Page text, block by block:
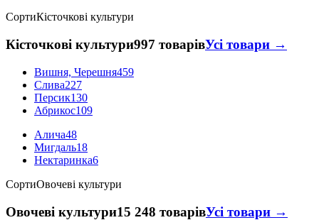
СортиКісточкові культури
Кісточкові культури997 товарівУсі товари →
Вишня, Черешня459
Слива227
Персик130
Абрикос109
Алича48
Мигдаль18
Нектаринка6
СортиОвочеві культури
Овочеві культури15 248 товарівУсі товари →